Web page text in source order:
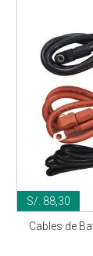
S/. 88,30
Cables de